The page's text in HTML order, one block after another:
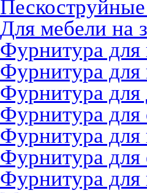
Для мебели на
Фурнитура для
Фурнитура
Фурнитура для
Фурнитура для
Фурнитура для
Фурнитура для
Фурнитура